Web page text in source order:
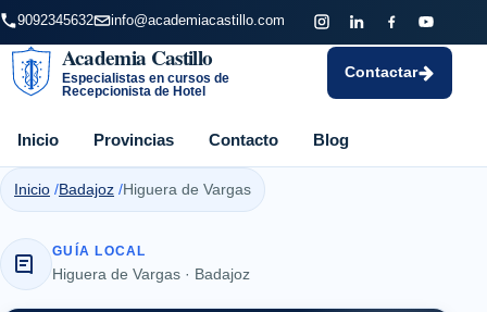
9092345632 info@academiacastillo.com
Academia Castillo
Especialistas en cursos de
Recepcionista de Hotel
Inicio Provincias Contacto Blog
Contactar
Inicio Badajoz Higuera de Vargas
GUÍA LOCAL
Higuera de Vargas · Badajoz